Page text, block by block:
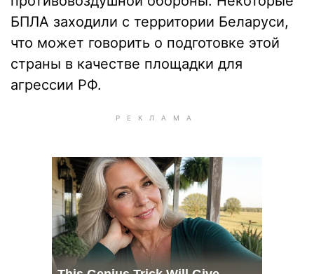
БПЛА заходили с территории Беларуси,
что может говорить о подготовке этой
страны в качестве площадки для
агрессии РФ.